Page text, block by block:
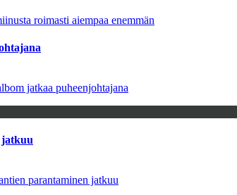
roimasti aiempaa enemmän
jatkaa puheenjohtajana
jatkuu
parantaminen jatkuu